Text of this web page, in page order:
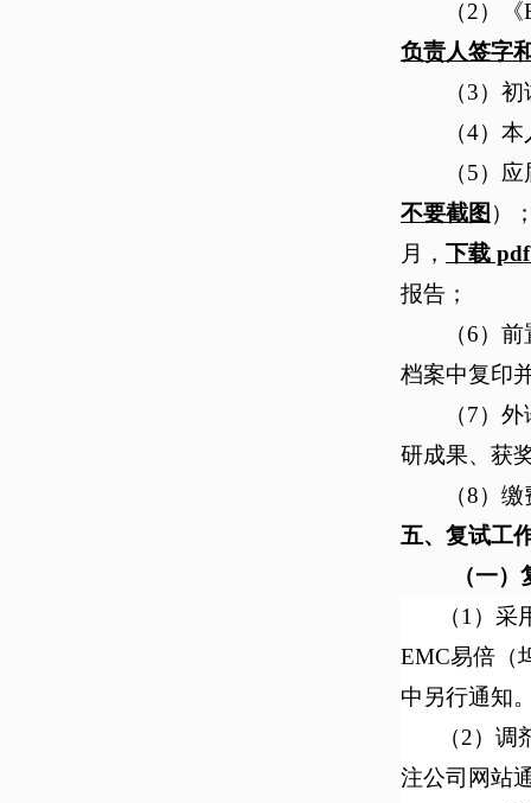
（2）《
负责人签字
（3）
（4）
（5）应
不要截图 ）
月， 下载
报告；
（6）前
档案中复印
（7）
研成果、获
（8）缴
五、复试工
（一）
（1）
EMC易倍（
中另行通知
（2） 调
注公司网站